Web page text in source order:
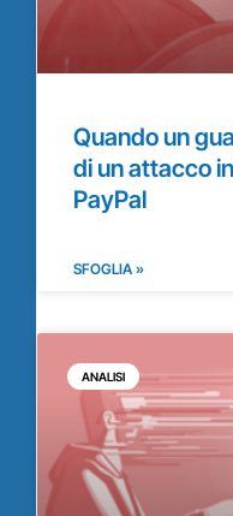
Quando un
di un attacco
PayPal
SFOGLIA »
ANALISI